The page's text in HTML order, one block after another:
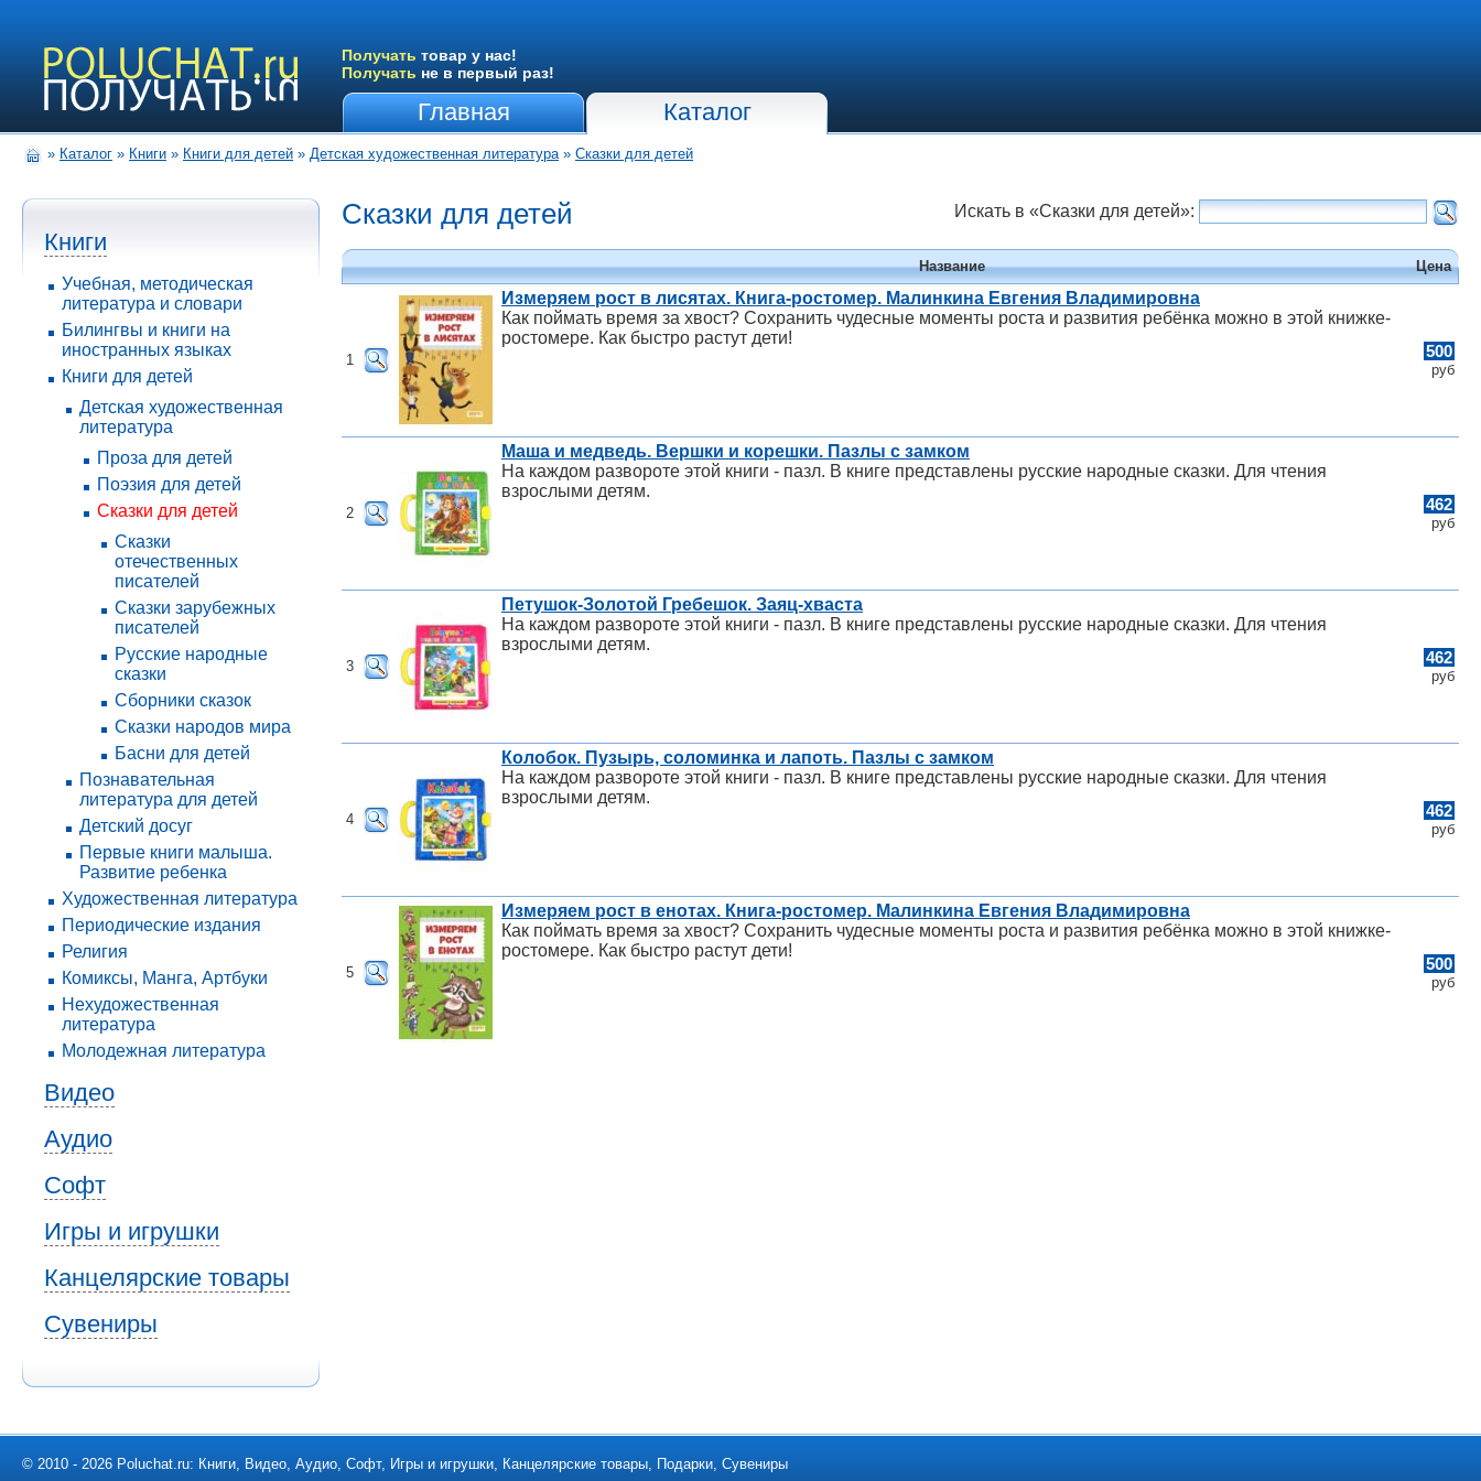
Получать товар у нас!
Получать не в первый раз!
Главная Каталог
» Каталог » Книги » Книги для детей » Детская художественная литература » Сказки для детей
Книги
Учебная, методическая
литература и словари
Билингвы и книги на
иностранных языках
Книги для детей
Детская художественная
литература
Проза для детей
Поэзия для детей
Сказки для детей
Сказки
отечественных
писателей
Сказки зарубежных
писателей
Русские народные
сказки
Сборники сказок
Сказки народов мира
Басни для детей
Познавательная
литература для детей
Детский досуг
Первые книги малыша.
Развитие ребенка
Художественная литература
Периодические издания
Религия
Комиксы, Манга, Артбуки
Нехудожественная
литература
Молодежная литература
Видео
Аудио
Софт
Игры и игрушки
Канцелярские товары
Сувениры
Искать в «Сказки для детей»:
Сказки для детей
Название Цена
1
Измеряем рост в лисятах. Книга-ростомер. Малинкина Евгения Владимировна
Как поймать время за хвост? Сохранить чудесные моменты роста и развития ребёнка можно в этой книжке-
ростомере. Как быстро растут дети!
500
руб
2
Маша и медведь. Вершки и корешки. Пазлы с замком
На каждом развороте этой книги - пазл. В книге представлены русские народные сказки. Для чтения
взрослыми детям.
462
руб
3
Петушок-Золотой Гребешок. Заяц-хваста
На каждом развороте этой книги - пазл. В книге представлены русские народные сказки. Для чтения
взрослыми детям.
462
руб
4
Колобок. Пузырь, соломинка и лапоть. Пазлы с замком
На каждом развороте этой книги - пазл. В книге представлены русские народные сказки. Для чтения
взрослыми детям.
462
руб
5
Измеряем рост в енотах. Книга-ростомер. Малинкина Евгения Владимировна
Как поймать время за хвост? Сохранить чудесные моменты роста и развития ребёнка можно в этой книжке-
ростомере. Как быстро растут дети!
500
руб
© 2010 - 2026 Poluchat.ru: Книги, Видео, Аудио, Софт, Игры и игрушки, Канцелярские товары, Подарки, Сувениры